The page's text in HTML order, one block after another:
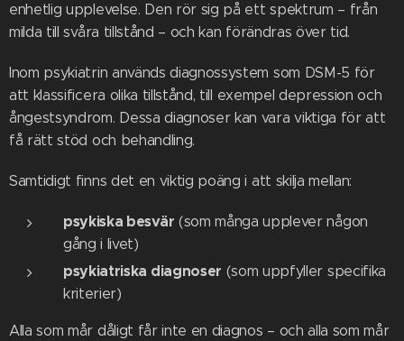
enhetlig upplevelse. Den rör sig på ett spektrum – från
milda till svåra tillstånd – och kan förändras över tid.
Inom psykiatrin används diagnossystem som DSM-5 för
att klassificera olika tillstånd, till exempel depression och
ångestsyndrom. Dessa diagnoser kan vara viktiga för att
få rätt stöd och behandling.
Samtidigt finns det en viktig poäng i att skilja mellan:
psykiska besvär (som många upplever någon
gång i livet)
psykiatriska diagnoser (som uppfyller specifika
kriterier)
Alla som mår dåligt får inte en diagnos – och alla som mår